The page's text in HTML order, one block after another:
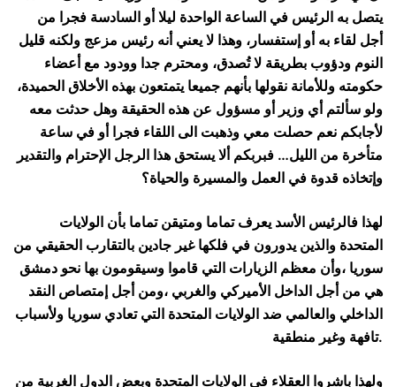
يتصل به الرئيس في الساعة الواحدة ليلا أو السادسة فجرا من
أجل لقاء به أو إستفسار، وهذا لا يعني أنه رئيس مزعج ولكنه قليل
النوم ودؤوب بطريقة لا تُصدق، ومحترم جدا وودود مع أعضاء
حكومته وللأمانة نقولها بأنهم جميعا يتمتعون بهذه الأخلاق الحميدة،
ولو سألتم أي وزير أو مسؤول عن هذه الحقيقة وهل حدثت معه
لأجابكم نعم حصلت معي وذهبت الى اللقاء فجرا أو في ساعة
متأخرة من الليل… فبربكم ألا يستحق هذا الرجل الإحترام والتقدير
وإتخاذه قدوة في العمل والمسيرة والحياة؟
لهذا فالرئيس الأسد يعرف تماما ومتيقن تماما بأن الولايات
المتحدة والذين يدورون في فلكها غير جادين بالتقارب الحقيقي من
سوريا ،وأن معظم الزيارات التي قاموا وسيقومون بها نحو دمشق
هي من أجل الداخل الأميركي والغربي ،ومن أجل إمتصاص النقد
الداخلي والعالمي ضد الولايات المتحدة التي تعادي سوريا ولأسباب
تافهة وغير منطقية.
ولهذا باشروا العقلاء في الولايات المتحدة وبعض الدول الغربية من